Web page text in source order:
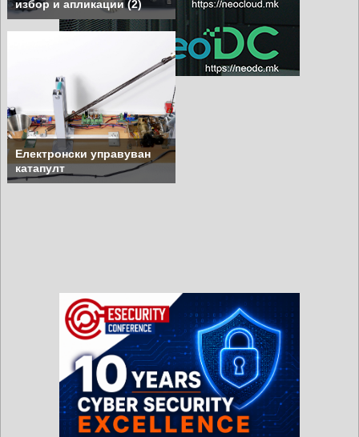
избор и апликации (2)
Електронски управуван
катапулт